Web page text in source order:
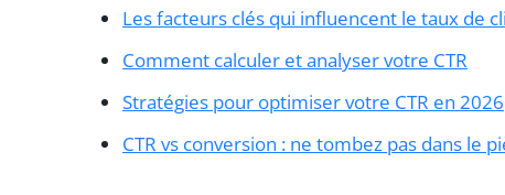
Les facteurs clés qui influencent le taux de
Comment calculer et analyser votre CTR
Stratégies pour optimiser votre CTR en 2026
CTR vs conversion : ne tombez pas dans le